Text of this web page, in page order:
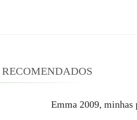
Emma 2009, minhas